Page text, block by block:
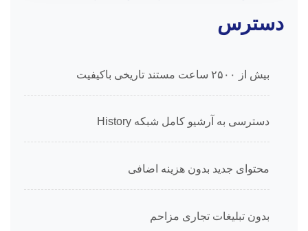
دسترس
بیش از ۲۵۰۰ ساعت مستند تاریخی باکیفیت
دسترسی به آرشیو کامل شبکه History
محتوای جدید بدون هزینه اضافی
بدون تبلیغات تجاری مزاحم